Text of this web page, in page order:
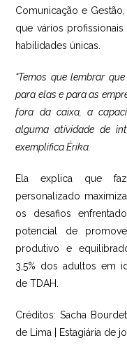
Comunicação e
que vários
habilidades únicas.
“Temos que lembrar
para elas e para as
fora da caixa, a
alguma atividade de
exemplifica Érika.
Ela explica que
personalizado
os desafios
potencial de
produtivo e
3,5% dos adultos em
de TDAH.
Créditos: Sacha
de Lima | Estagiária de